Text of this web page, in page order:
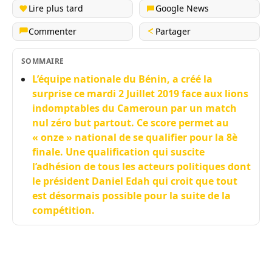
Lire plus tard
Google News
Commenter
Partager
SOMMAIRE
L’équipe nationale du Bénin, a créé la
surprise ce mardi 2 Juillet 2019 face aux lions
indomptables du Cameroun par un match
nul zéro but partout. Ce score permet au
« onze » national de se qualifier pour la 8è
finale. Une qualification qui suscite
l’adhésion de tous les acteurs politiques dont
le président Daniel Edah qui croit que tout
est désormais possible pour la suite de la
compétition.